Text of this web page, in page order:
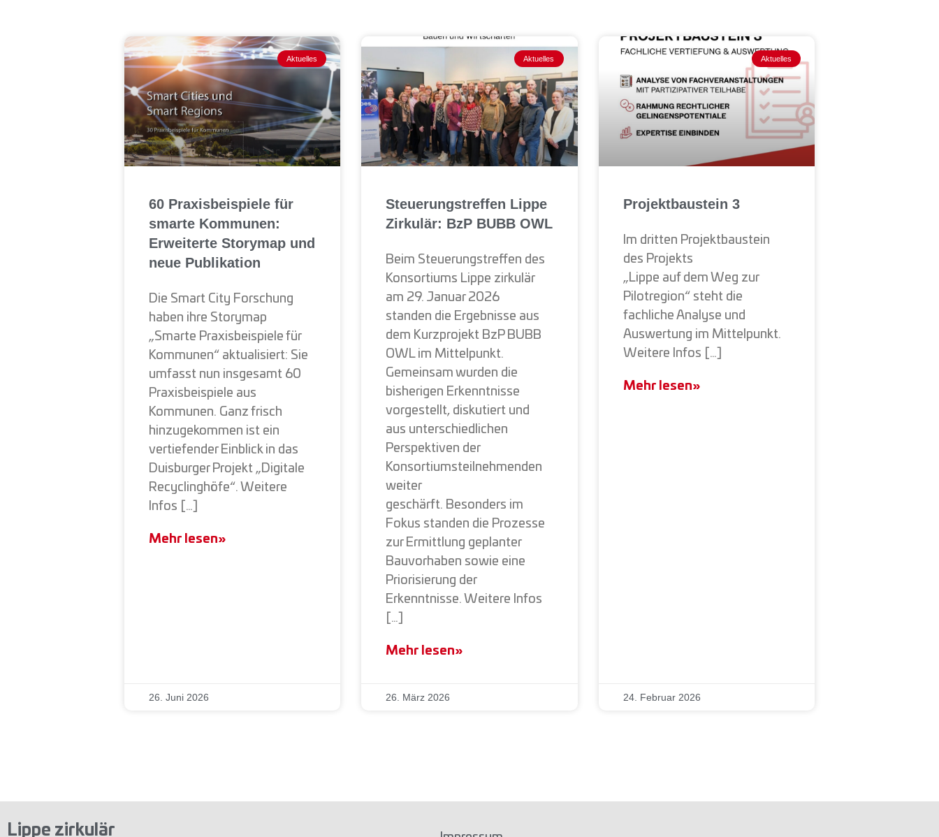
Aktuelles
60 Praxisbeispiele für
smarte Kommunen:
Erweiterte Storymap und
neue Publikation
Die Smart City Forschung
haben ihre Storymap
„Smarte Praxisbeispiele für
Kommunen“ aktualisiert: Sie
umfasst nun insgesamt 60
Praxisbeispiele aus
Kommunen. Ganz frisch
hinzugekommen ist ein
vertiefender Einblick in das
Duisburger Projekt „Digitale
Recyclinghöfe“. Weitere
Infos […]
Mehr lesen»
26. Juni 2026
Aktuelles
Steuerungstreffen Lippe
Zirkulär: BzP BUBB OWL
Beim Steuerungstreffen des
Konsortiums Lippe zirkulär
am 29. Januar 2026
standen die Ergebnisse aus
dem Kurzprojekt BzP BUBB
OWL im Mittelpunkt.
Gemeinsam wurden die
bisherigen Erkenntnisse
vorgestellt, diskutiert und
aus unterschiedlichen
Perspektiven der
Konsortiumsteilnehmenden
weiter
geschärft. Besonders im
Fokus standen die Prozesse
zur Ermittlung geplanter
Bauvorhaben sowie eine
Priorisierung der
Erkenntnisse. Weitere Infos
[…]
Mehr lesen»
26. März 2026
Aktuelles
Projektbaustein 3
Im dritten Projektbaustein
des Projekts
„Lippe auf dem Weg zur
Pilotregion“ steht die
fachliche Analyse und
Auswertung im Mittelpunkt.
Weitere Infos […]
Mehr lesen»
24. Februar 2026
Lippe zirkulär